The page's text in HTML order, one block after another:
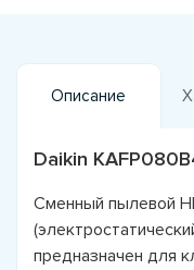
Описание
Daikin
Сменный пылевой
предназначен для